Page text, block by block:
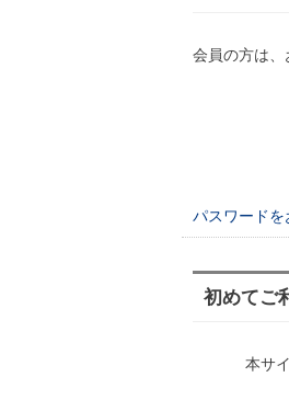
会員の方は
パスワード
初めてご
本サ